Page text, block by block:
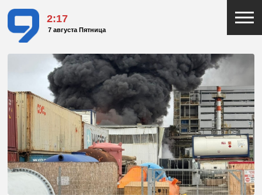
2:17
7 августа Пятница